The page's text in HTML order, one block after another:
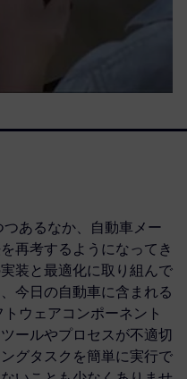
つあるなか、自動車メー
再考するようになってき
装と最適化に取り組んで
今日の自動車に含まれる
ウェアコンポーネント
ールやプロセスが不適切
グタスクを簡単に実行で